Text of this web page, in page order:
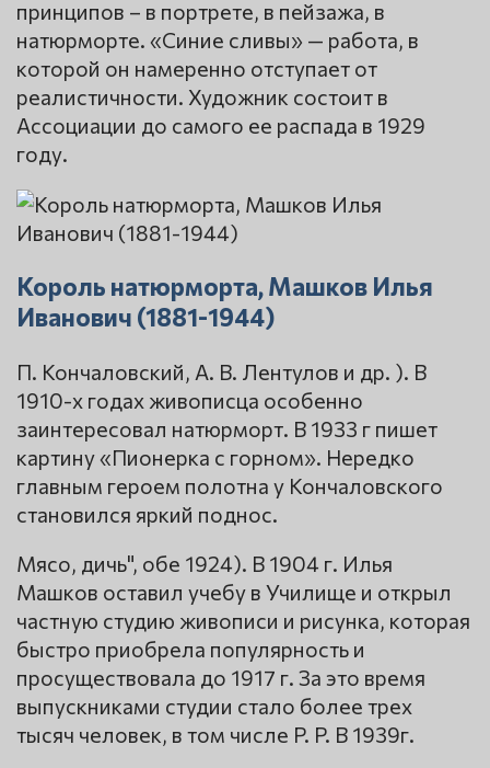
принципов – в портрете, в пейзажа, в
натюрморте. «Синие сливы» — работа, в
которой он намеренно отступает от
реалистичности. Художник состоит в
Ассоциации до самого ее распада в 1929
году.
Король натюрморта, Машков Илья
Иванович (1881-1944)
П. Кончаловский, А. В. Лентулов и др. ). В
1910-х годах живописца особенно
заинтересовал натюрморт. В 1933 г пишет
картину «Пионерка с горном». Нередко
главным героем полотна у Кончаловского
становился яркий поднос.
Мясо, дичь", обе 1924). В 1904 г. Илья
Машков оставил учебу в Училище и открыл
частную студию живописи и рисунка, которая
быстро приобрела популярность и
просуществовала до 1917 г. За это время
выпускниками студии стало более трех
тысяч человек, в том числе P. P. В 1939г.